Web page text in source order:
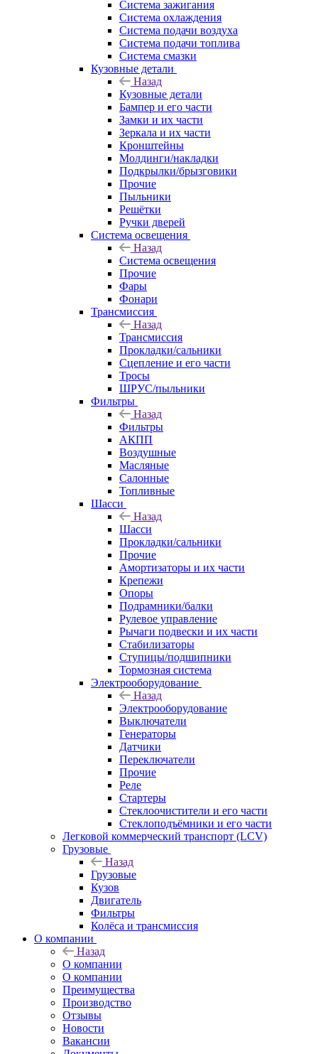
Система зажигания
Система охлаждения
Система подачи воздуха
Система подачи топлива
Система смазки
Кузовные детали
Назад
Кузовные детали
Бампер и его части
Замки и их части
Зеркала и их части
Кронштейны
Молдинги/накладки
Подкрылки/брызговики
Прочие
Пыльники
Решётки
Ручки дверей
Система освещения
Назад
Система освещения
Прочие
Фары
Фонари
Трансмиссия
Назад
Трансмиссия
Прокладки/сальники
Сцепление и его части
Тросы
ШРУС/пыльники
Фильтры
Назад
Фильтры
АКПП
Воздушные
Масляные
Салонные
Топливные
Шасси
Назад
Шасси
Прокладки/сальники
Прочие
Амортизаторы и их части
Крепежи
Опоры
Подрамники/балки
Рулевое управление
Рычаги подвески и их части
Стабилизаторы
Ступицы/подшипники
Тормозная система
Электрооборудование
Назад
Электрооборудование
Выключатели
Генераторы
Датчики
Переключатели
Прочие
Реле
Стартеры
Стеклоочистители и его части
Стеклоподъёмники и его части
Легковой коммерческий транспорт (LCV)
Грузовые
Назад
Грузовые
Кузов
Двигатель
Фильтры
Колёса и трансмиссия
О компании
Назад
О компании
О компании
Преимущества
Производство
Отзывы
Новости
Вакансии